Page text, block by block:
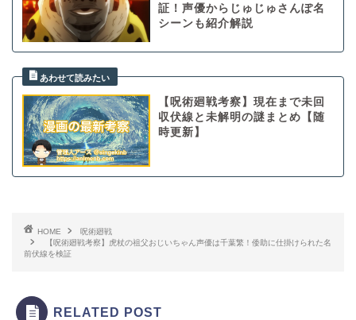
証！声優からじゅじゅさんぽ名
シーンも紹介解説
【呪術廻戦考察】現在まで未回
収伏線と未解明の謎まとめ【随
時更新】
HOME
呪術廻戦
【呪術廻戦考察】虎杖の祖父おじいちゃん声優は千葉繁！倭助に仕掛けられた名
前伏線を検証
RELATED POST